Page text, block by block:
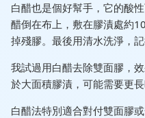
白醋也是個好幫手，它的酸
醋倒在布上，敷在膠漬處約
掉殘膠。最後用清水洗淨，
我試過用白醋去除雙面膠，
於大面積膠漬，可能需要更長
白醋法特別適合對付雙面膠